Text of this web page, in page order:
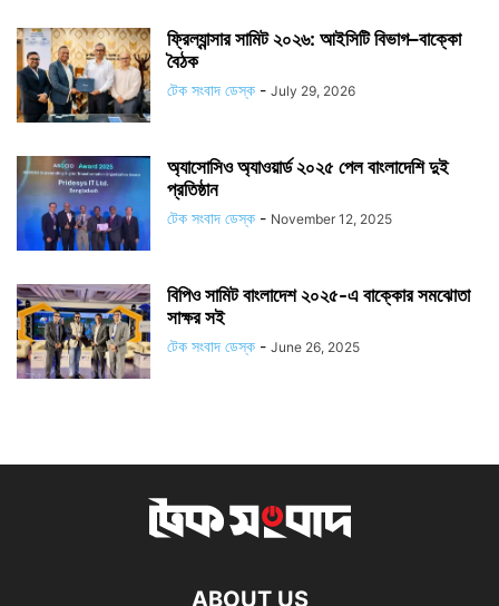
ফ্রিল্যান্সার সামিট ২০২৬: আইসিটি বিভাগ–বাক্কো
বৈঠক
টেক সংবাদ ডেস্ক - July 29, 2026
অ্যাসোসিও অ্যাওয়ার্ড ২০২৫ পেল বাংলাদেশি দুই
প্রতিষ্ঠান
টেক সংবাদ ডেস্ক - November 12, 2025
বিপিও সামিট বাংলাদেশ ২০২৫-এ বাক্কোর সমঝোতা
সাক্ষর সই
টেক সংবাদ ডেস্ক - June 26, 2025
ABOUT US